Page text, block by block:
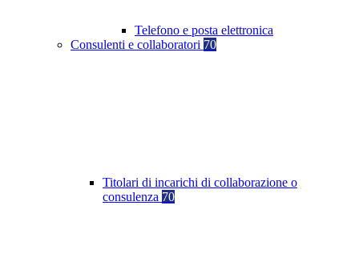
Telefono e posta elettronica
Consulenti e collaboratori 70
Titolari di incarichi di collaborazione o
consulenza 70